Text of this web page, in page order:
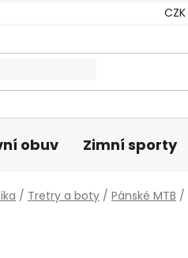
CZK
obuv Zimní sporty
/ Tretry a boty / Pánské MTB /